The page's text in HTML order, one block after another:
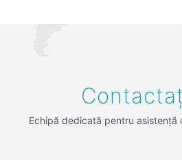
Echipă dedicată pentru asistență